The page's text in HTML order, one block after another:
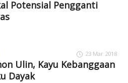
Potensial Pengganti
23 Mar 2018
Ulin, Kayu Kebanggaan
Dayak